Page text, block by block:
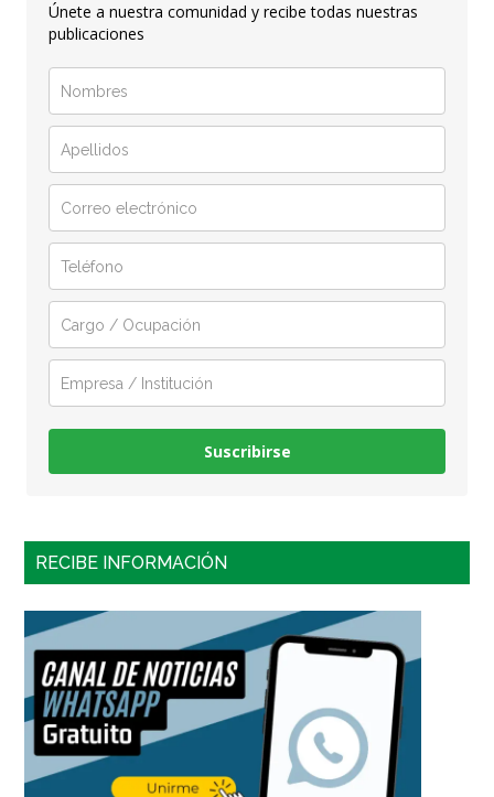
Únete a nuestra comunidad y recibe todas nuestras
publicaciones
Suscribirse
RECIBE INFORMACIÓN